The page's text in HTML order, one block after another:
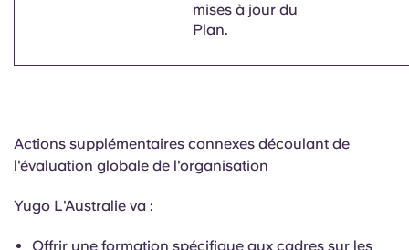
mises à jour du
Plan.
Actions supplémentaires connexes découlant de
l'évaluation globale de l'organisation
Yugo L'Australie va :
Offrir une formation spécifique aux cadres sur les